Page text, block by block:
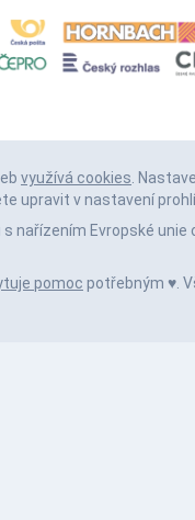
využívá cookies.
upravit v nastavení
nařízením Evropské unie
pomoc potřebným ♥️.